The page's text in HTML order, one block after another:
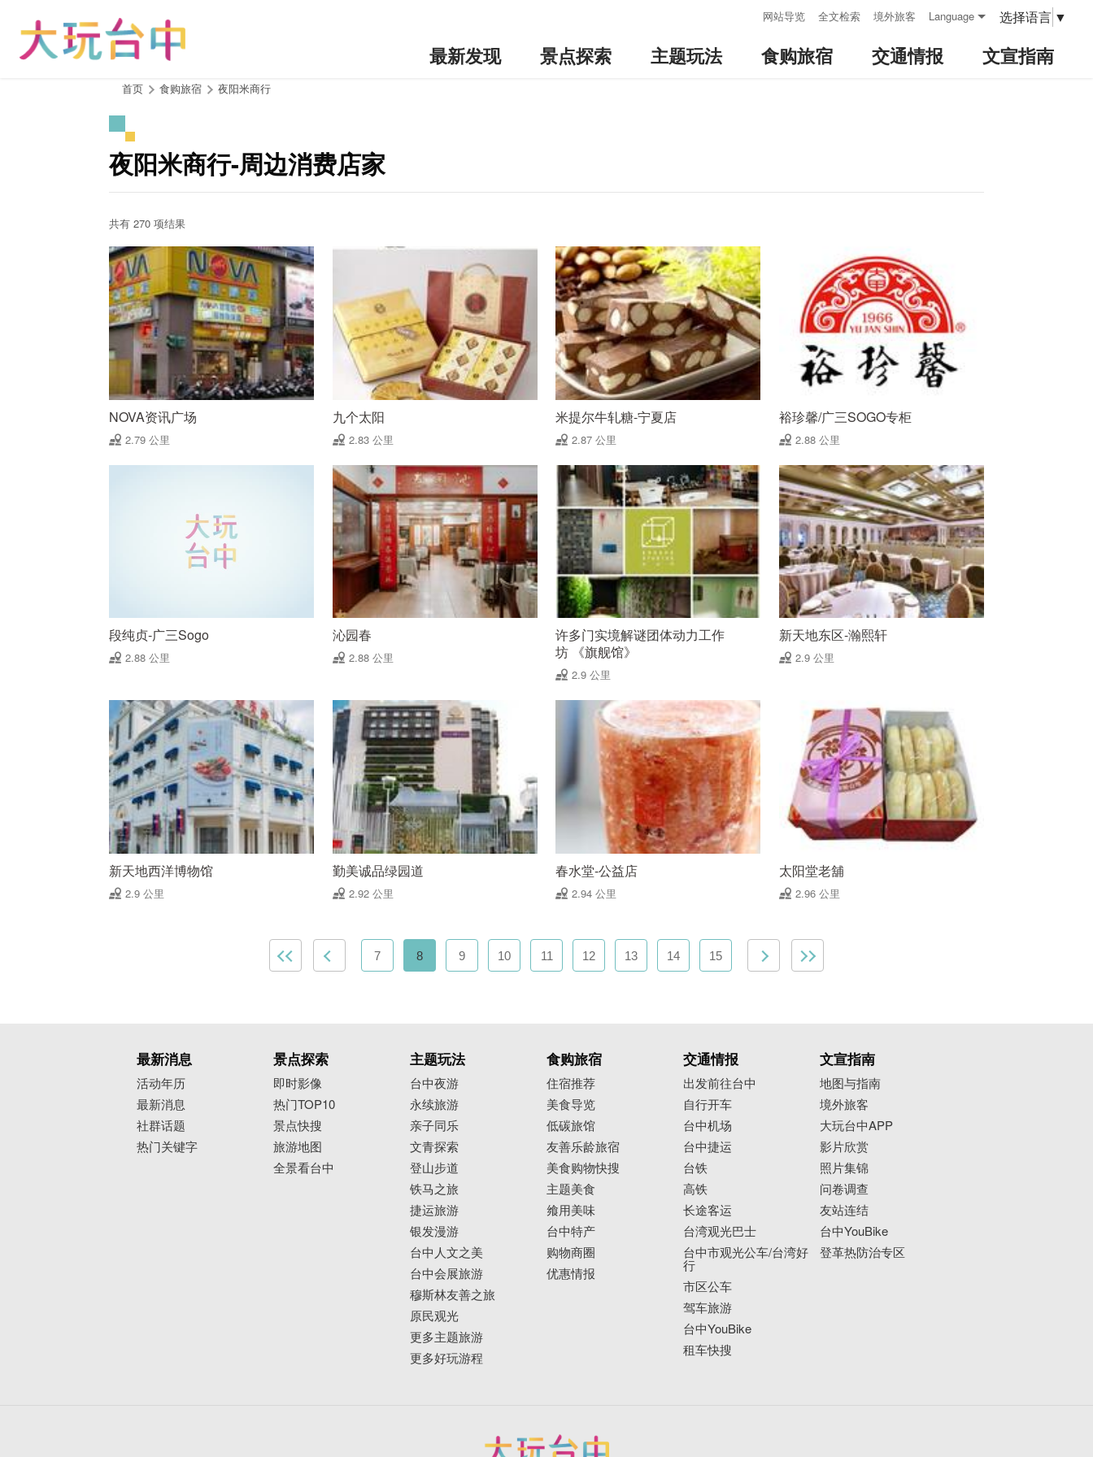
网站导览 全文检索 境外旅客 Language 选择语言 ▼
最新发现 景点探索 主题玩法 食购旅宿 交通情报 文宣指南
首页 食购旅宿 夜阳米商行
夜阳米商行-周边消费店家
共有 270 项结果
NOVA资讯广场
2.79 公里
九个太阳
2.83 公里
米提尔牛轧糖-宁夏店
2.87 公里
裕珍馨/广三SOGO专柜
2.88 公里
段纯贞-广三Sogo
2.88 公里
沁园春
2.88 公里
许多门实境解谜团体动力工作
坊 《旗舰馆》
2.9 公里
新天地东区-瀚熙轩
2.9 公里
新天地西洋博物馆
2.9 公里
勤美诚品绿园道
2.92 公里
春水堂-公益店
2.94 公里
太阳堂老舖
2.96 公里
7 8 9 10 11 12 13 14 15
最新消息
活动年历
最新消息
社群话题
热门关键字
景点探索
即时影像
热门TOP10
景点快搜
旅游地图
全景看台中
主题玩法
台中夜游
永续旅游
亲子同乐
文青探索
登山步道
铁马之旅
捷运旅游
银发漫游
台中人文之美
台中会展旅游
穆斯林友善之旅
原民观光
更多主题旅游
更多好玩游程
食购旅宿
住宿推荐
美食导览
低碳旅馆
友善乐龄旅宿
美食购物快搜
主题美食
飨用美味
台中特产
购物商圈
优惠情报
交通情报
出发前往台中
自行开车
台中机场
台中捷运
台铁
高铁
长途客运
台湾观光巴士
台中市观光公车/台湾好
行
市区公车
驾车旅游
台中YouBike
租车快搜
文宣指南
地图与指南
境外旅客
大玩台中APP
影片欣赏
照片集锦
问卷调查
友站连结
台中YouBike
登革热防治专区